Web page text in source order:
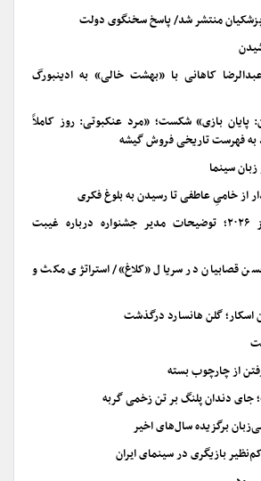
پزشکیان منتشر شد/ پاسخ سخنگوی دولت
کاهانی با «بهشت خالی» به ادینبورگ
پایان بازی» شکست؛ «مرد عنکبوتی: روز کاملاً
به فهرست تاریخی فروش گیشه
سینما
از خامیِ عاطفی تا رسیدن به بلوغ فکری
فستیوال فیلم ونیز ۲۰۲۶؛ توضیحات مدیر جشنواره درباره غیبت
قصابیان در سریال «کلاغ»/ استراتژی مکث و
اسکار؛ گلن هانسارد درگذشت
از چارچوب بسته
جای دندان پلنگ بر تن زخمی گربه
بازیگری در سینمای ایران